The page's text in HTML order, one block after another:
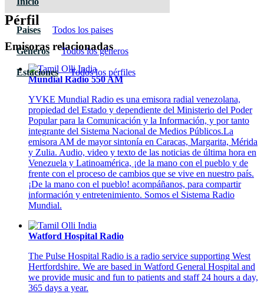
Paises Todos los paises
Géneros Todos los géneros
Estaciones Todos los pérfiles
Pérfil
Emisoras relacionadas
Mundial Radio 550 AM
YVKE Mundial Radio es una emisora radial venezolana,
propiedad del Estado y dependiente del Ministerio del Poder
Popular para la Comunicación y la Información, y por tanto
integrante del Sistema Nacional de Medios Públicos.La
emisora AM de mayor sintonía en Caracas, Margarita, Mérida
y Zulia. Audio, video y texto de las noticias de última hora en
Venezuela y Latinoamérica, ¡de la mano con el pueblo y de
frente con el proceso de cambios que se vive en nuestro país.
¡De la mano con el pueblo! acompáñanos, para compartir
información y entretenimiento. Somos el Sistema Radio
Mundial.
Watford Hospital Radio
The Pulse Hospital Radio is a radio service supporting West
Hertfordshire. We are based in Watford General Hospital and
we provide music and fun to patients and staff 24 hours a day,
365 days a year.